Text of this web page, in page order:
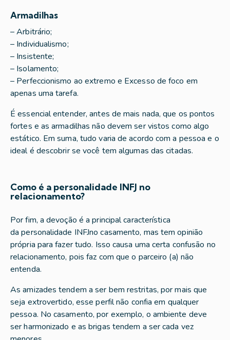
Armadilhas
– Arbitrário;
– Individualismo;
– Insistente;
– Isolamento;
– Perfeccionismo ao extremo e Excesso de foco em
apenas uma tarefa.
É essencial entender, antes de mais nada, que os pontos
fortes e as armadilhas não devem ser vistos como algo
estático. Em suma, tudo varia de acordo com a pessoa e o
ideal é descobrir se você tem algumas das citadas.
Como é a personalidade INFJ no
relacionamento?
Por fim, a devoção é a principal característica
da personalidade INFJno casamento, mas tem opinião
própria para fazer tudo. Isso causa uma certa confusão no
relacionamento, pois faz com que o parceiro (a) não
entenda.
As amizades tendem a ser bem restritas, por mais que
seja extrovertido, esse perfil não confia em qualquer
pessoa. No casamento, por exemplo, o ambiente deve
ser harmonizado e as brigas tendem a ser cada vez